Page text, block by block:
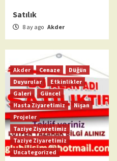
Satılık
8 ay ago Akder
Akder Cenaze
Düğün
Duyurular
Etkinlikler
Galeri
Güncel
Hasta Ziyaretimiz
Nişan
Projeler
Taziye Ziyaretimiz
Taziye Ziyaretimiz
Uncategorized